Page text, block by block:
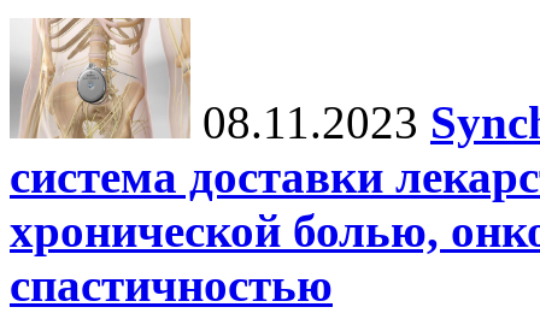
08.11.2023
система доставки
хронической болью,
спастичностью